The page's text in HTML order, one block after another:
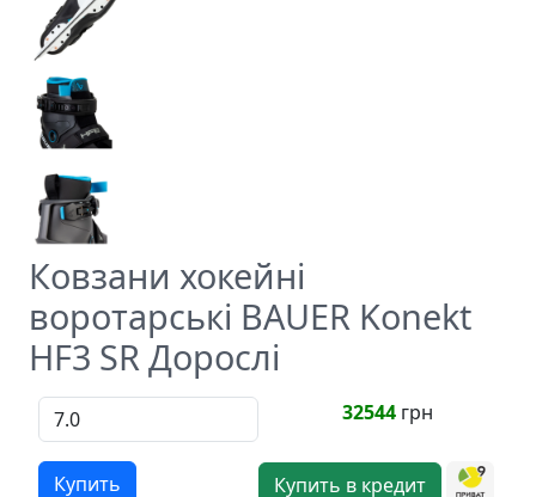
Ковзани хокейні
воротарські BAUER Konekt
HF3 SR Дорослі
32544 грн
Купить Купить в кредит